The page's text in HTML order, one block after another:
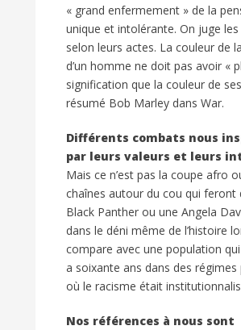
« grand enfermement » de la
unique et intolérante. On juge les
selon leurs actes. La couleur de
d’un homme ne doit pas avoir «
signification que la couleur de
résumé Bob Marley dans War.
Différents combats nous
par leurs valeurs et leurs
Mais ce n’est pas la coupe afro
chaînes autour du cou qui feront
Black Panther ou une Angela
dans le déni même de l’histoire
compare avec une population
a soixante ans dans des régimes
où le racisme était
Nos références à nous sont